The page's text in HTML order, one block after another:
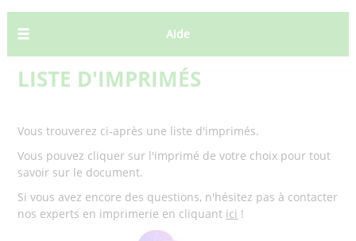
Aide
LISTE D'IMPRIMÉS
Vous trouverez ci-après une liste d'imprimés.
Vous pouvez cliquer sur l'imprimé de votre choix pour tout
savoir sur le document.
Si vous avez encore des questions, n'hésitez pas à contacter
nos experts en imprimerie en cliquant ici !